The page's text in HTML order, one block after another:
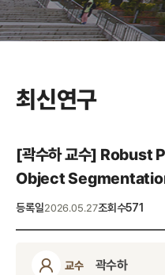
최신연구
[곽수하 교수]
Object
등록일2026.05.27조회수571
교수 곽수하